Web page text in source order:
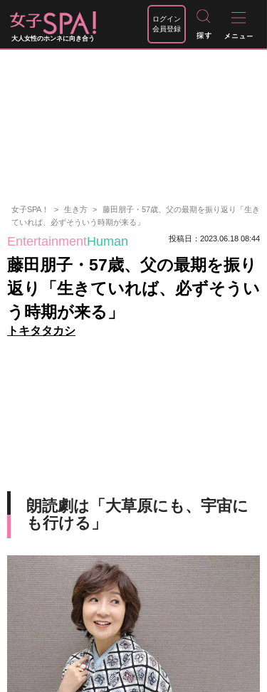
大人女性のホンネに向き合う
ログイン
会員登録
女子SPA！ 生き方
藤田朋子・57歳、父の最期を振り返り「生き
ていれば、必ずそういう時期が来る」
EntertainmentHuman 投稿日：2023.06.18 08:44
藤田朋子・57歳、父の最期を振り
返り「生きていれば、必ずそうい
う時期が来る」
トキタタカシ
朗読劇は「大草原にも、宇宙に
も行ける」